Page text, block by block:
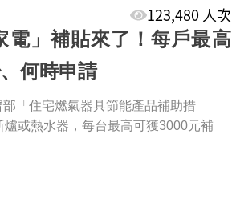
123,480 人次
電」補貼來了！每戶最高
何時申請
「住宅燃氣器具節能產品補助措
或熱水器，每台最高可獲3000元補